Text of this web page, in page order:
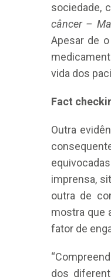
sociedade,
câncer –
Apesar de
vida dos
Fact
Outra
imprensa,
outra de
mostra que
fator de
dos